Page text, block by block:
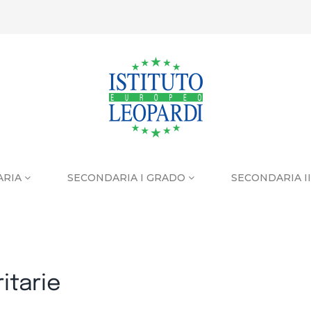
SECONDARIA I GRADO SECONDARIA